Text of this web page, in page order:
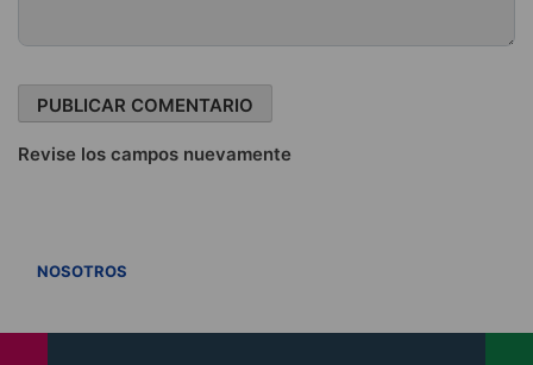
Revise los campos nuevamente
NOSOTROS